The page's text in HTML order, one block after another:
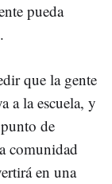
pueda
que la gente
a la escuela, y
de
comunidad
en una